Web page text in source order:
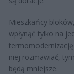
Mieszkańcy
wpłynąć tylko na
niej rozmawiać,
będą mniejsze.